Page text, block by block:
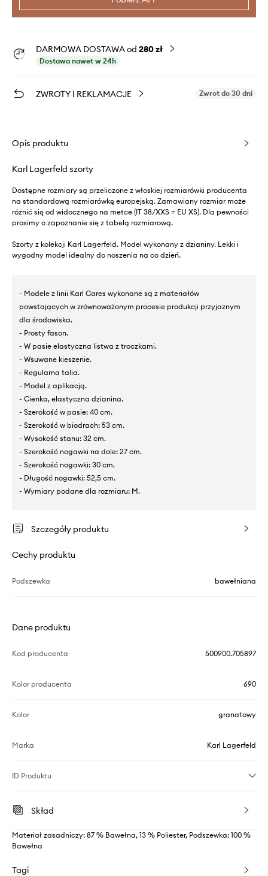
DARMOWA DOSTAWA od 280 zł
Dostawa nawet w 24h
ZWROTY I REKLAMACJE Zwrot do 30 dni
Opis produktu
Karl Lagerfeld szorty
Dostępne rozmiary są przeliczone z włoskiej rozmiarówki producenta
na standardową rozmiarówkę europejską. Zamawiany rozmiar może
różnić się od widocznego na metce (IT 38/XXS = EU XS). Dla pewności
prosimy o zapoznanie się z tabelą rozmiarową.
Szorty z kolekcji Karl Lagerfeld. Model wykonany z dzianiny. Lekki i
wygodny model idealny do noszenia na co dzień.
- Modele z linii Karl Cares wykonane są z materiałów
powstających w zrównoważonym procesie produkcji przyjaznym
dla środowiska.
- Prosty fason.
- W pasie elastyczna listwa z troczkami.
- Wsuwane kieszenie.
- Regularna talia.
- Model z aplikacją.
- Cienka, elastyczna dzianina.
- Szerokość w pasie: 40 cm.
- Szerokość w biodrach: 53 cm.
- Wysokość stanu: 32 cm.
- Szerokość nogawki na dole: 27 cm.
- Szerokość nogawki: 30 cm.
- Długość nogawki: 52,5 cm.
- Wymiary podane dla rozmiaru: M.
Szczegóły produktu
Cechy produktu
Podszewka bawełniana
Dane produktu
Kod producenta 500900.705897
Kolor producenta 690
Kolor granatowy
Marka Karl Lagerfeld
ID Produktu
Skład
Materiał zasadniczy: 87 % Bawełna, 13 % Poliester, Podszewka: 100 %
Bawełna
Tagi